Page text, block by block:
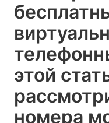
этой
номера